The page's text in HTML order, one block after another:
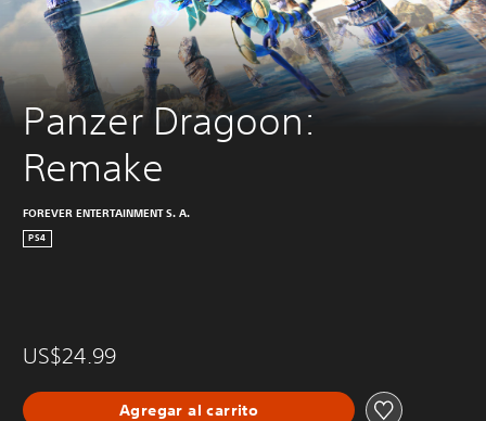
Panzer Dragoon:
Remake
FOREVER ENTERTAINMENT S. A.
PS4
US$24.99
Agregar al carrito